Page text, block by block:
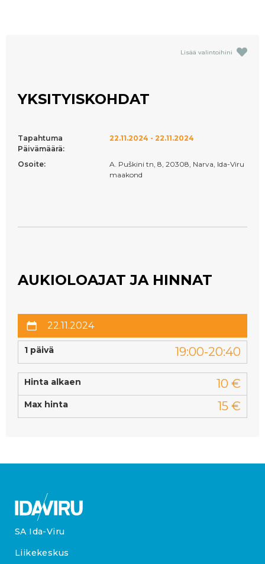
Lisää valintoihini
YKSITYISKOHDAT
Tapahtuma
Päivämäärä:
22.11.2024 - 22.11.2024
Osoite:
A. Puškini tn, 8, 20308, Narva, Ida-Viru
maakond
AUKIOLOAJAT JA HINNAT
22.11.2024
1 päivä 19:00-20:40
Hinta alkaen 10 €
Max hinta 15 €
SA Ida-Viru
Liikekeskus